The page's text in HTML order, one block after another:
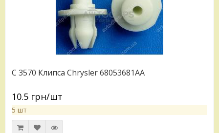
C 3570 Клипса Chrysler 68053681AA
10.5 грн/шт
5 шт